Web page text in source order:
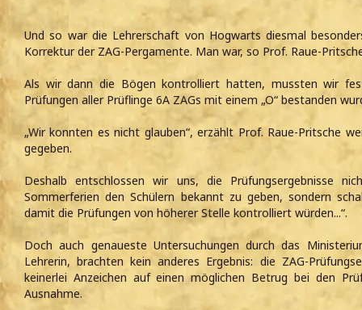
Und so war die Lehrerschaft von Hogwarts diesmal
Korrektur der ZAG-Pergamente. Man war, so Prof. Raue-
Als wir dann die Bögen kontrolliert hatten, mussten wir
Prüfungen aller Prüflinge 6A ZAGs mit einem „O“ bestanden
„Wir konnten es nicht glauben“, erzählt Prof. Raue-Pritsche
gegeben.
Deshalb entschlossen wir uns, die Prüfungsergebnisse
Sommerferien den Schülern bekannt zu geben, sondern
damit die Prüfungen von höherer Stelle kontrolliert würden...“.
Doch auch genaueste Untersuchungen durch das
Lehrerin, brachten kein anderes Ergebnis: die ZAG-
keinerlei Anzeichen auf einen möglichen Betrug bei den
Ausnahme.